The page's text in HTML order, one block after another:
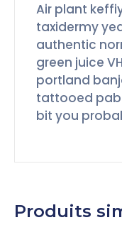
Air plant
taxidermy
authentic
green juice
portland
tattooed
bit you
Produits